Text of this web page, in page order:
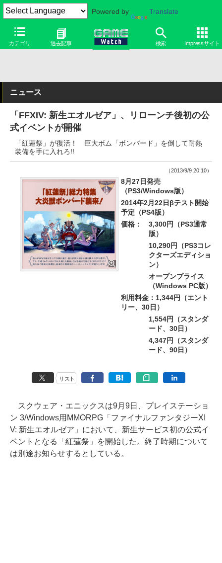
Powered by Translate
カテゴリ 過去記事 検索 Impressサイト
ニュース
「FFXIV: 新生エオルゼア」、リローンチ後初の公
式イベントが開催
「紅蓮祭」が復活！ 巨大ボム「ボンバード」を倒して耐熱
装備を手に入れろ!!
（2013/9/9 20:10）
8月27日発売
（PS3/Windows版）
2014年2月22日βテスト開始
予定（PS4版）
価格：
3,300円（PS3通常
版）
10,290円（PS3コレ
クターズエディショ
ン）
オープンプライス
（Windows PC版）
利用料金：1,344円（エント
リー、30日）
1,554円（スタンダ
ード、30日）
4,347円（スタンダ
ード、90日）
リスト
スクウェア・エニックスは9月9日、プレイステーショ
ン 3/Windows用MMORPG「ファイナルファンタジーXI
V: 新生エオルゼア」において、新生サービス初の公式イ
ベントとなる「紅蓮祭」を開始した。終了時期について
は別途お知らせするとしている。